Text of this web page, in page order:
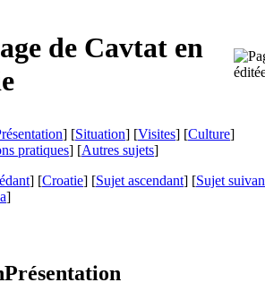
de Cavtat en
] [Situation] [Visites] [Culture]
pratiques] [Autres sujets]
] [Croatie] [Sujet ascendant] [Sujet
]
Présentation